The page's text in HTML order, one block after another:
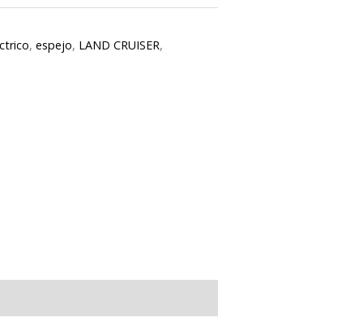
,espejo, LAND CRUISER,